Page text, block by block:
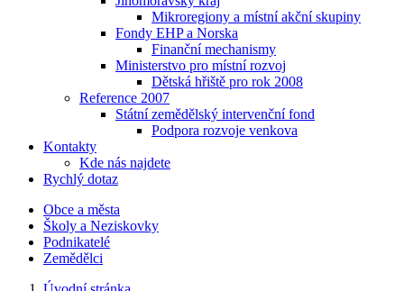
Mikroregiony a místní akční skupiny
Fondy EHP a Norska
Finanční mechanismy
Ministerstvo pro místní rozvoj
Dětská hřiště pro rok 2008
Reference 2007
Státní zemědělský intervenční fond
Podpora rozvoje venkova
Kontakty
Kde nás najdete
Rychlý dotaz
Obce a města
Školy a Neziskovky
Podnikatelé
Zemědělci